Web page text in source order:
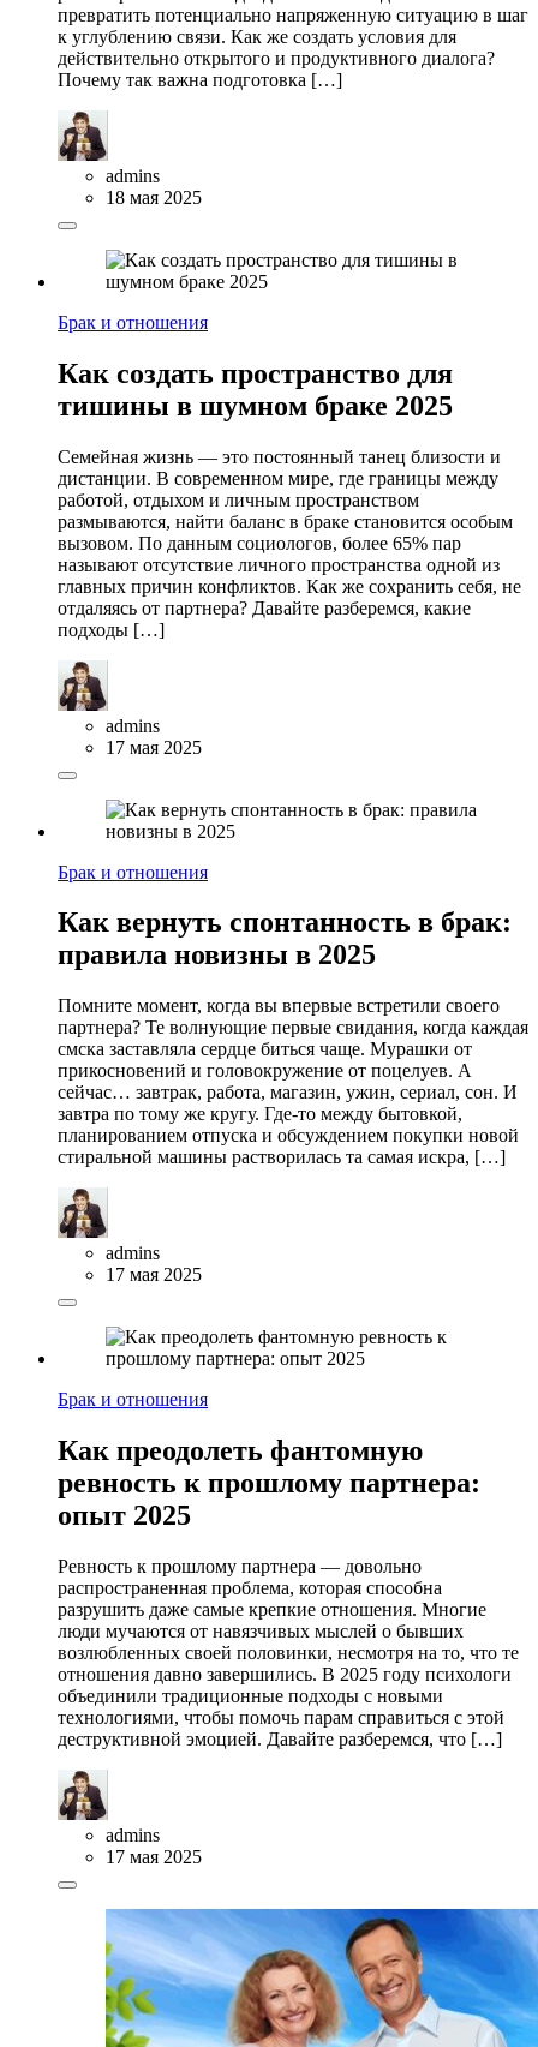
превратить потенциально напряженную ситуацию в шаг
к углублению связи. Как же создать условия для
действительно открытого и продуктивного диалога?
Почему так важна подготовка […]
admins
18 мая 2025
Брак и отношения
Как создать пространство для
тишины в шумном браке 2025
Семейная жизнь — это постоянный танец близости и
дистанции. В современном мире, где границы между
работой, отдыхом и личным пространством
размываются, найти баланс в браке становится особым
вызовом. По данным социологов, более 65% пар
называют отсутствие личного пространства одной из
главных причин конфликтов. Как же сохранить себя, не
отдаляясь от партнера? Давайте разберемся, какие
подходы […]
admins
17 мая 2025
Брак и отношения
Как вернуть спонтанность в брак:
правила новизны в 2025
Помните момент, когда вы впервые встретили своего
партнера? Те волнующие первые свидания, когда каждая
смска заставляла сердце биться чаще. Мурашки от
прикосновений и головокружение от поцелуев. А
сейчас… завтрак, работа, магазин, ужин, сериал, сон. И
завтра по тому же кругу. Где-то между бытовкой,
планированием отпуска и обсуждением покупки новой
стиральной машины растворилась та самая искра, […]
admins
17 мая 2025
Брак и отношения
Как преодолеть фантомную
ревность к прошлому партнера:
опыт 2025
Ревность к прошлому партнера — довольно
распространенная проблема, которая способна
разрушить даже самые крепкие отношения. Многие
люди мучаются от навязчивых мыслей о бывших
возлюбленных своей половинки, несмотря на то, что те
отношения давно завершились. В 2025 году психологи
объединили традиционные подходы с новыми
технологиями, чтобы помочь парам справиться с этой
деструктивной эмоцией. Давайте разберемся, что […]
admins
17 мая 2025